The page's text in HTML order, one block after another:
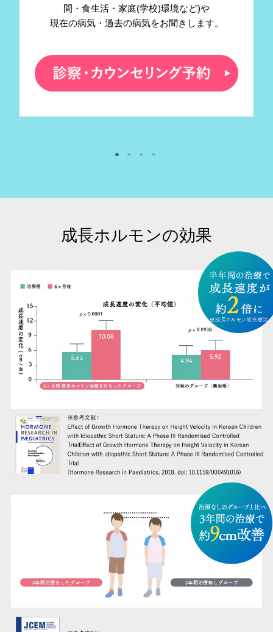
間・食生活・家庭(学校)環境など)や
現在の病気・過去の病気をお聞きします。
成長ホルモンの効果